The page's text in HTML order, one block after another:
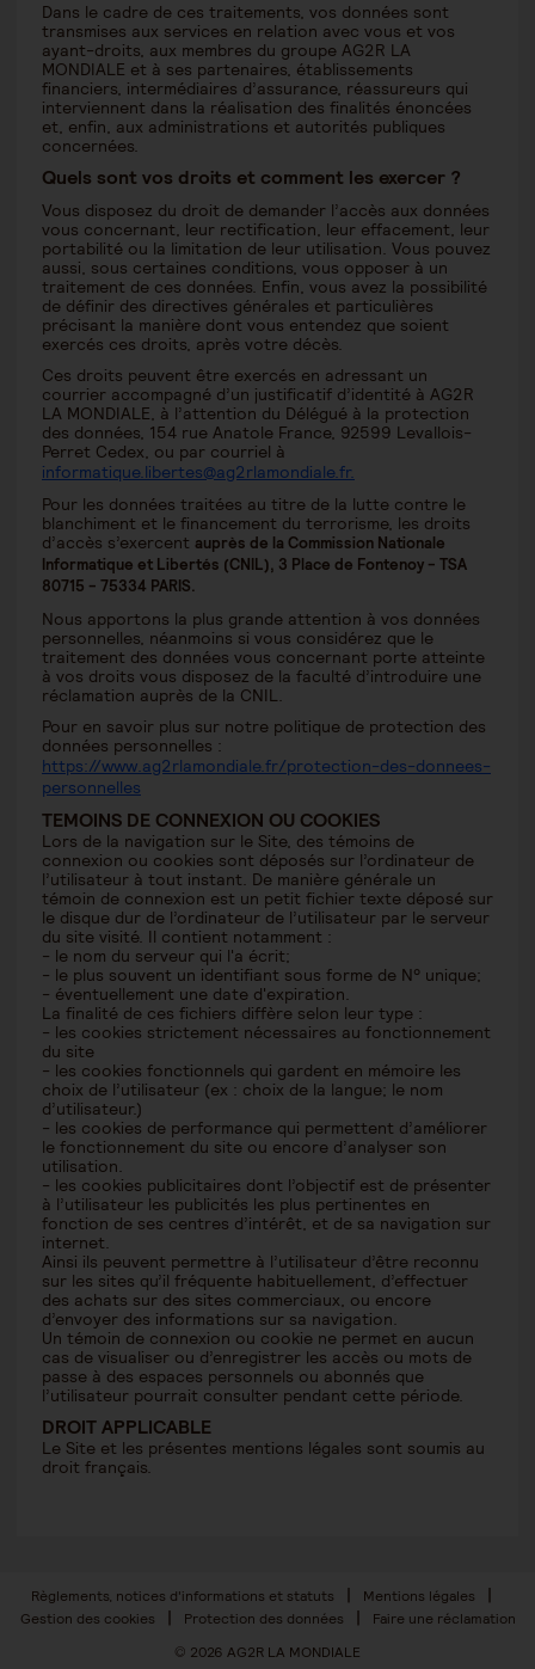
Dans le cadre de ces traitements, vos données sont
transmises aux services en relation avec vous et vos
ayant-droits, aux membres du groupe AG2R LA
MONDIALE et à ses partenaires, établissements
financiers, intermédiaires d’assurance, réassureurs qui
interviennent dans la réalisation des finalités énoncées
et, enfin, aux administrations et autorités publiques
concernées.
Quels sont vos droits et comment les exercer ?
Vous disposez du droit de demander l’accès aux données
vous concernant, leur rectification, leur effacement, leur
portabilité ou la limitation de leur utilisation. Vous pouvez
aussi, sous certaines conditions, vous opposer à un
traitement de ces données. Enfin, vous avez la possibilité
de définir des directives générales et particulières
précisant la manière dont vous entendez que soient
exercés ces droits, après votre décès.
Ces droits peuvent être exercés en adressant un
courrier accompagné d’un justificatif d’identité à AG2R
LA MONDIALE, à l’attention du Délégué à la protection
des données, 154 rue Anatole France, 92599 Levallois-
Perret Cedex, ou par courriel à
informatique.libertes@ag2rlamondiale.fr.
Pour les données traitées au titre de la lutte contre le
blanchiment et le financement du terrorisme, les droits
d’accès s’exercent auprès de la Commission Nationale
Informatique et Libertés (CNIL), 3 Place de Fontenoy - TSA
80715 - 75334 PARIS.
Nous apportons la plus grande attention à vos données
personnelles, néanmoins si vous considérez que le
traitement des données vous concernant porte atteinte
à vos droits vous disposez de la faculté d’introduire une
réclamation auprès de la CNIL.
Pour en savoir plus sur notre politique de protection des
données personnelles :
https://www.ag2rlamondiale.fr/protection-des-donnees-
personnelles
TEMOINS DE CONNEXION OU COOKIES
Lors de la navigation sur le Site, des témoins de
connexion ou cookies sont déposés sur l’ordinateur de
l’utilisateur à tout instant. De manière générale un
témoin de connexion est un petit fichier texte déposé sur
le disque dur de l’ordinateur de l’utilisateur par le serveur
du site visité. Il contient notamment :
- le nom du serveur qui l'a écrit;
- le plus souvent un identifiant sous forme de N° unique;
- éventuellement une date d'expiration.
La finalité de ces fichiers diffère selon leur type :
- les cookies strictement nécessaires au fonctionnement
du site
- les cookies fonctionnels qui gardent en mémoire les
choix de l’utilisateur (ex : choix de la langue; le nom
d’utilisateur.)
- les cookies de performance qui permettent d’améliorer
le fonctionnement du site ou encore d’analyser son
utilisation.
- les cookies publicitaires dont l’objectif est de présenter
à l’utilisateur les publicités les plus pertinentes en
fonction de ses centres d’intérêt, et de sa navigation sur
internet.
Ainsi ils peuvent permettre à l’utilisateur d’être reconnu
sur les sites qu’il fréquente habituellement, d’effectuer
des achats sur des sites commerciaux, ou encore
d’envoyer des informations sur sa navigation.
Un témoin de connexion ou cookie ne permet en aucun
cas de visualiser ou d’enregistrer les accès ou mots de
passe à des espaces personnels ou abonnés que
l’utilisateur pourrait consulter pendant cette période.
DROIT APPLICABLE
Le Site et les présentes mentions légales sont soumis au
droit français.
Règlements, notices d'informations et statuts
Mentions légales
Gestion des cookies
Protection des données
Faire une réclamation
© 2026 AG2R LA MONDIALE